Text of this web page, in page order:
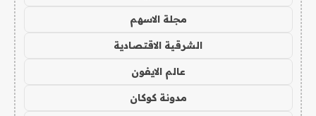
مجلة الاسهم
الشرقية الاقتصادية
عالم الايفون
مدونة كوكان